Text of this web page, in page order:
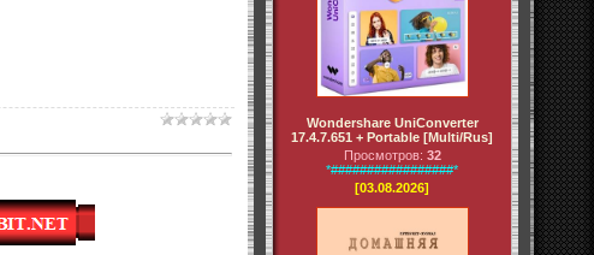
Wondershare UniConverter
17.4.7.651 + Portable [Multi/Rus]
Просмотров: 32
*#################*
[03.08.2026]